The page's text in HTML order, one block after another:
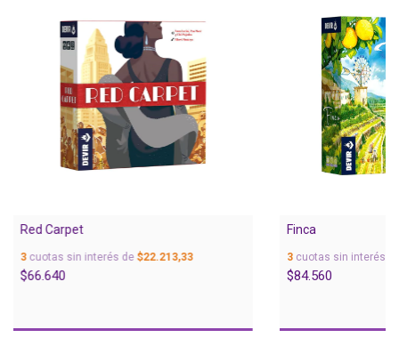
Red Carpet
3cuotas sin interés de$22.213,33
$66.640
Finca
3cuotas sin interés
$84.560